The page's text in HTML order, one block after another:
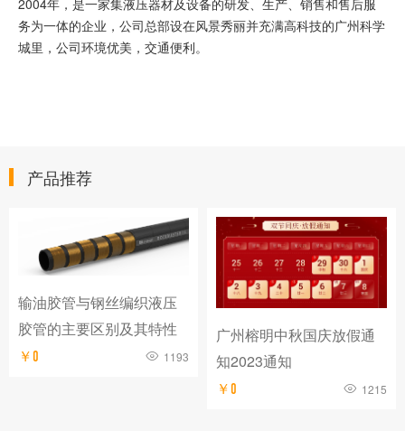
务为一体的企业，公司总部设在风景秀丽并充满高科技的广州科学
城里，公司环境优美，交通便利。
产品推荐
输油胶管与钢丝编织液压
胶管的主要区别及其特性
￥0 1193
广州榕明中秋国庆放假通
知2023通知
￥0 1215